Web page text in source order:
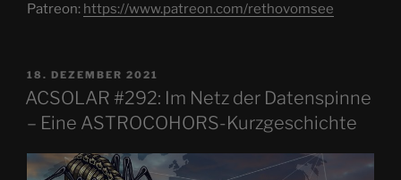
Patreon: https://www.patreon.com/rethovomsee
VERÖFFENTLICHT
AM
18. DEZEMBER 2021
ACSOLAR #292: Im Netz der Datenspinne
– Eine ASTROCOHORS-Kurzgeschichte